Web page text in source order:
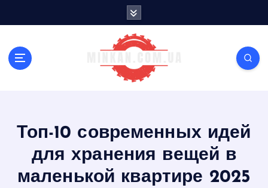
Топ-10 современных идей
для хранения вещей в
маленькой квартире 2025